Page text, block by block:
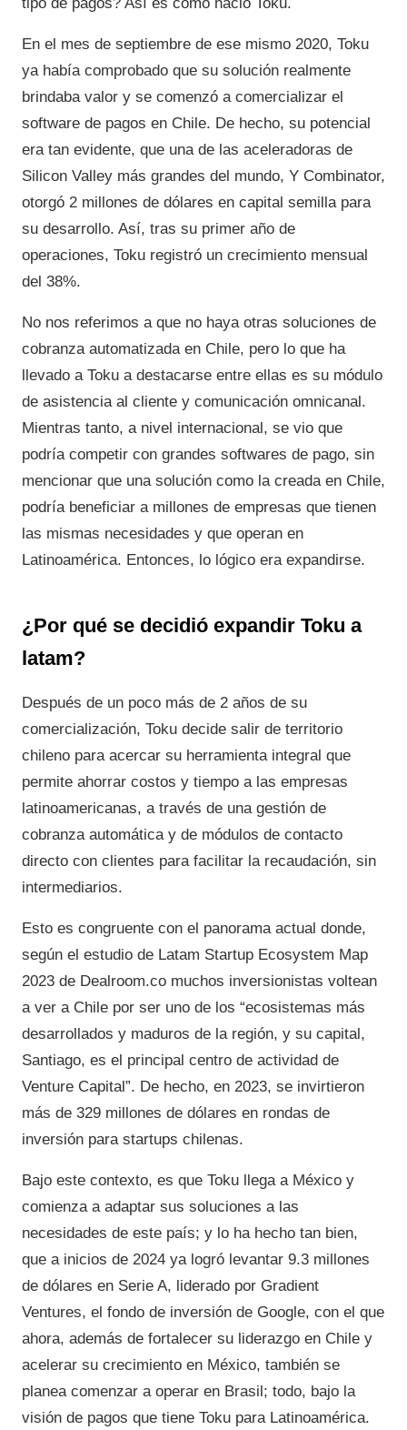
tipo de pagos? Así es como nació Toku.
En el mes de septiembre de ese mismo 2020, Toku
ya había comprobado que su solución realmente
brindaba valor y se comenzó a comercializar el
software de pagos en Chile. De hecho, su potencial
era tan evidente, que una de las aceleradoras de
Silicon Valley más grandes del mundo, Y Combinator,
otorgó 2 millones de dólares en capital semilla para
su desarrollo. Así, tras su primer año de
operaciones, Toku registró un crecimiento mensual
del 38%.
No nos referimos a que no haya otras soluciones de
cobranza automatizada en Chile, pero lo que ha
llevado a Toku a destacarse entre ellas es su módulo
de asistencia al cliente y comunicación omnicanal.
Mientras tanto, a nivel internacional, se vio que
podría competir con grandes softwares de pago, sin
mencionar que una solución como la creada en Chile,
podría beneficiar a millones de empresas que tienen
las mismas necesidades y que operan en
Latinoamérica. Entonces, lo lógico era expandirse.
¿Por qué se decidió expandir Toku a
latam?
Después de un poco más de 2 años de su
comercialización, Toku decide salir de territorio
chileno para acercar su herramienta integral que
permite ahorrar costos y tiempo a las empresas
latinoamericanas, a través de una gestión de
cobranza automática y de módulos de contacto
directo con clientes para facilitar la recaudación, sin
intermediarios.
Esto es congruente con el panorama actual donde,
según el estudio de Latam Startup Ecosystem Map
2023 de Dealroom.co muchos inversionistas voltean
a ver a Chile por ser uno de los “ecosistemas más
desarrollados y maduros de la región, y su capital,
Santiago, es el principal centro de actividad de
Venture Capital”. De hecho, en 2023, se invirtieron
más de 329 millones de dólares en rondas de
inversión para startups chilenas.
Bajo este contexto, es que Toku llega a México y
comienza a adaptar sus soluciones a las
necesidades de este país; y lo ha hecho tan bien,
que a inicios de 2024 ya logró levantar 9.3 millones
de dólares en Serie A, liderado por Gradient
Ventures, el fondo de inversión de Google, con el que
ahora, además de fortalecer su liderazgo en Chile y
acelerar su crecimiento en México, también se
planea comenzar a operar en Brasil; todo, bajo la
visión de pagos que tiene Toku para Latinoamérica.